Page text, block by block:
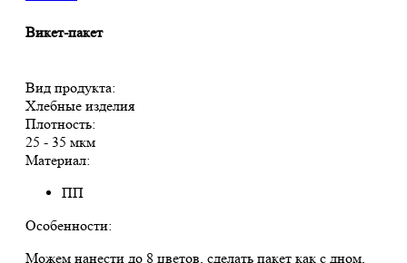
Викет-пакет
Вид продукта:
Хлебные изделия
Плотность:
25 - 35 мкм
Материал:
ПП
Особенности:
Можем нанести до 8 цветов, сделать пакет как с дном,